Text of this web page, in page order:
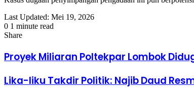
Last Updated: Mei 19, 2026
0 1 minute read
Facebook
Twitter
LinkedIn
Tumblr
Pinterest
Reddit
VKontakte
Odnoklassniki
Pocket
Share
via
Email
Proyek Miliaran Poltekpar Lombok
Lika-liku Takdir Politik: Najib Daud